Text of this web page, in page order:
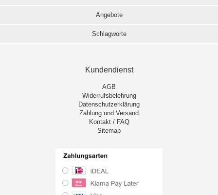
Angebote
Schlagworte
Kundendienst
AGB
Widerrufsbelehrung
Datenschutzerklärung
Zahlung und Versand
Kontakt / FAQ
Sitemap